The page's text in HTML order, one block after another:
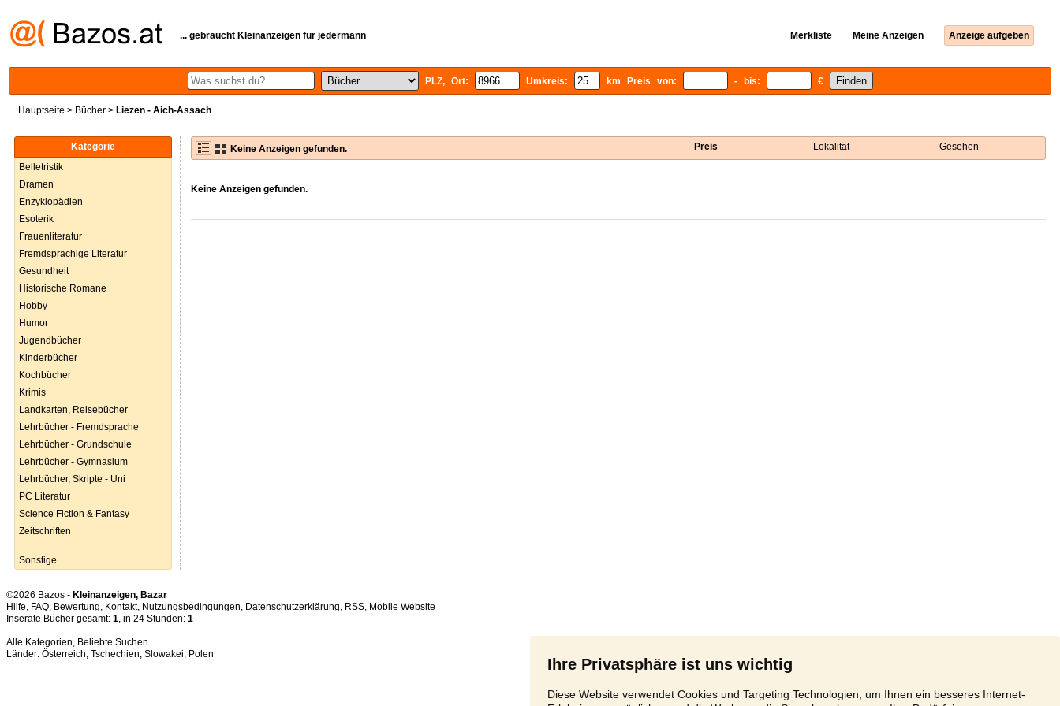
Ihre Privatsphäre ist uns wichtig
Diese Website verwendet Cookies und Targeting Technologien, um Ihnen ein besseres Internet-
... gebraucht Kleinanzeigen für jedermann Merkliste Meine Anzeigen Anzeige aufgeben
PLZ, Ort: Umkreis: km Preis von: - bis: €
Hauptseite > Bücher > Liezen - Aich-Assach
Kategorie
Belletristik
Dramen
Enzyklopädien
Esoterik
Frauenliteratur
Fremdsprachige Literatur
Gesundheit
Historische Romane
Hobby
Humor
Jugendbücher
Kinderbücher
Kochbücher
Krimis
Landkarten, Reisebücher
Lehrbücher - Fremdsprache
Lehrbücher - Grundschule
Lehrbücher - Gymnasium
Lehrbücher, Skripte - Uni
PC Literatur
Science Fiction & Fantasy
Zeitschriften
Sonstige
Keine Anzeigen gefunden. Preis Lokalität Gesehen
Keine Anzeigen gefunden.
©2026 Bazos - Kleinanzeigen, Bazar
Hilfe, FAQ, Bewertung, Kontakt, Nutzungsbedingungen, Datenschutzerklärung, RSS,
Inserate Bücher gesamt: 1, in 24 Stunden: 1
Alle Kategorien, Beliebte Suchen
Länder: Österreich, Tschechien, Slowakei, Polen